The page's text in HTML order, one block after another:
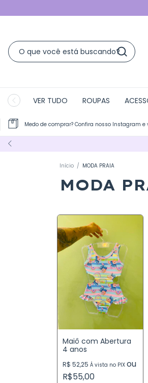
VER TUDO ROUPAS
Medo de comprar? Confira nosso Instagram
Início / MODA PRAIA
MODA
Maiô com Abertura
4 anos
R$ 52,25 Á vista no PIX ou
R$55,00